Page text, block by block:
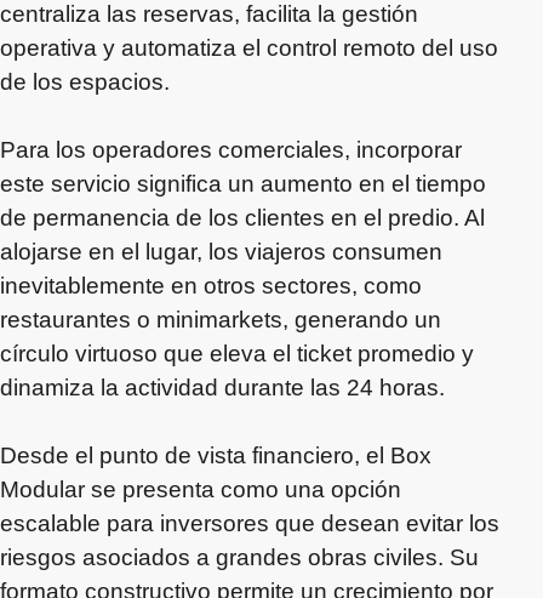
centraliza las reservas, facilita la gestión
operativa y automatiza el control remoto del uso
de los espacios.
Para los operadores comerciales, incorporar
este servicio significa un aumento en el tiempo
de permanencia de los clientes en el predio. Al
alojarse en el lugar, los viajeros consumen
inevitablemente en otros sectores, como
restaurantes o minimarkets, generando un
círculo virtuoso que eleva el ticket promedio y
dinamiza la actividad durante las 24 horas.
Desde el punto de vista financiero, el Box
Modular se presenta como una opción
escalable para inversores que desean evitar los
riesgos asociados a grandes obras civiles. Su
formato constructivo permite un crecimiento por